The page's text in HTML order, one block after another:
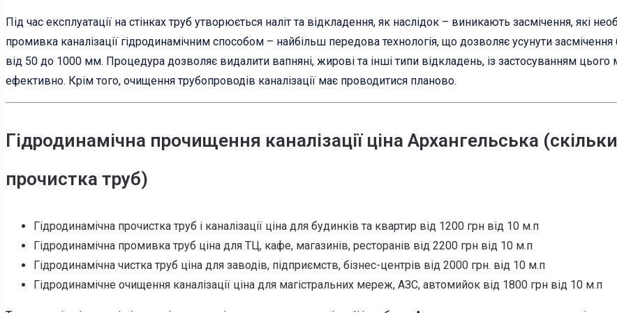
Під час експлуатації на стінках труб утворюється наліт та відкладення, як наслідок – виникають засмічення, які
промивка каналізації гідродинамічним способом – найбільш передова технологія, що дозволяє усунути
від 50 до 1000 мм. Процедура дозволяє видалити вапняні, жирові та інші типи відкладень, із застосуванням
ефективно. Крім того, очищення трубопроводів каналізації має проводитися планово.
Гідродинамічна прочищення каналізації ціна Архангельська
прочистка труб)
Гідродинамічна прочистка труб і каналізації ціна для будинків та квартир від 1200 грн від 10 м.п
Гідродинамічна промивка труб ціна для ТЦ, кафе, магазинів, ресторанів від 2200 грн від 10 м.п
Гідродинамічна чистка труб ціна для заводів, підприємств, бізнес-центрів від 2000 грн. від 10 м.п
Гідродинамічне очищення каналізації ціна для магістральних мереж, АЗС, автомийок від 1800 грн від 10 м.п